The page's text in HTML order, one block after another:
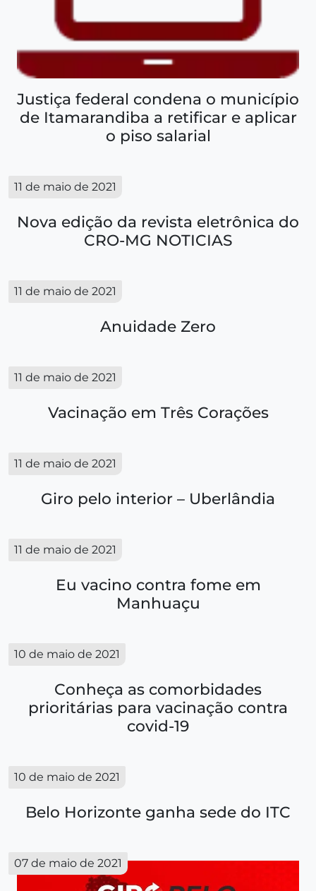
Justiça federal condena o município
de Itamarandiba a retificar e aplicar
o piso salarial
11 de maio de 2021
Nova edição da revista eletrônica do
CRO-MG NOTICIAS
11 de maio de 2021
Anuidade Zero
11 de maio de 2021
Vacinação em Três Corações
11 de maio de 2021
Giro pelo interior – Uberlândia
11 de maio de 2021
Eu vacino contra fome em
Manhuaçu
10 de maio de 2021
Conheça as comorbidades
prioritárias para vacinação contra
covid-19
10 de maio de 2021
Belo Horizonte ganha sede do ITC
07 de maio de 2021